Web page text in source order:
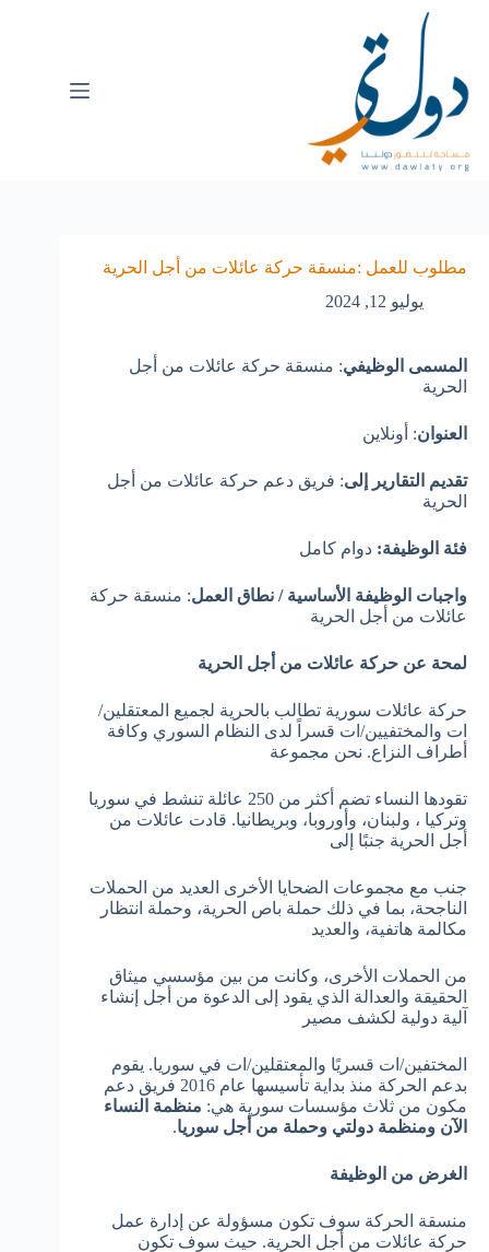
مطلوب للعمل :منسقة حركة عائلات من أجل الحرية
يوليو 12, 2024
المسمى الوظيفي: منسقة حركة عائلات من أجل
الحرية
العنوان: أونلاين
تقديم التقارير إلى: فريق دعم حركة عائلات من أجل
الحرية
فئة الوظيفة: دوام كامل
واجبات الوظيفة الأساسية / نطاق العمل: منسقة حركة
عائلات من أجل الحرية
لمحة عن حركة عائلات من أجل الحرية
حركة عائلات سورية تطالب بالحرية لجميع المعتقلين/
ات والمختفيين/ات قسراً لدى النظام السوري وكافة
أطراف النزاع. نحن مجموعة
تقودها النساء تضم أكثر من 250 عائلة تنشط في سوريا
وتركيا ، ولبنان، وأوروبا، وبريطانيا. قادت عائلات من
أجل الحرية جنبًا إلى
جنب مع مجموعات الضحايا الأخرى العديد من الحملات
الناجحة، بما في ذلك حملة باص الحرية، وحملة انتظار
مكالمة هاتفية، والعديد
من الحملات الأخرى، وكانت من بين مؤسسي ميثاق
الحقيقة والعدالة الذي يقود إلى الدعوة من أجل إنشاء
آلية دولية لكشف مصير
المختفين/ات قسريًا والمعتقلين/ات في سوريا. يقوم
بدعم الحركة منذ بداية تأسيسها عام 2016 فريق دعم
مكون من ثلاث مؤسسات سورية هي: منظمة النساء
الآن ومنظمة دولتي وحملة من أجل سوريا.
الغرض من الوظيفة
منسقة الحركة سوف تكون مسؤولة عن إدارة عمل
حركة عائلات من أجل الحرية. حيث سوف تكون